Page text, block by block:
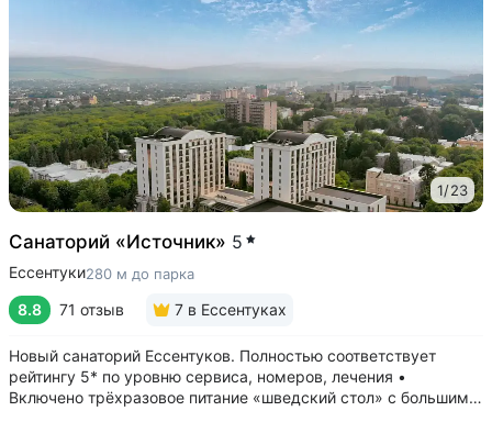
1/23
Санаторий «Источник» 5
Ессентуки280 м до парка
8.8 71 отзыв 7 в Ессентуках
Новый санаторий Ессентуков. Полностью соответствует
рейтингу 5* по уровню сервиса, номеров, лечения •
Включено трёхразовое питание «шведский стол» с большим